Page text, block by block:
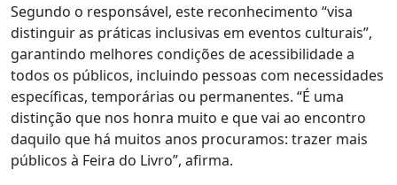
Segundo o responsável, este reconhecimento “visa
distinguir as práticas inclusivas em eventos culturais”,
garantindo melhores condições de acessibilidade a
todos os públicos, incluindo pessoas com necessidades
específicas, temporárias ou permanentes. “É uma
distinção que nos honra muito e que vai ao encontro
daquilo que há muitos anos procuramos: trazer mais
públicos à Feira do Livro”, afirma.